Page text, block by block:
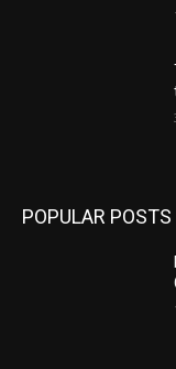
POPULAR POSTS